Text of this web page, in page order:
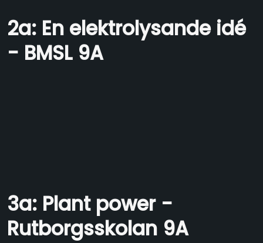
2a: En elektrolysande idé
- BMSL 9A
3a: Plant power -
Rutborgsskolan 9A